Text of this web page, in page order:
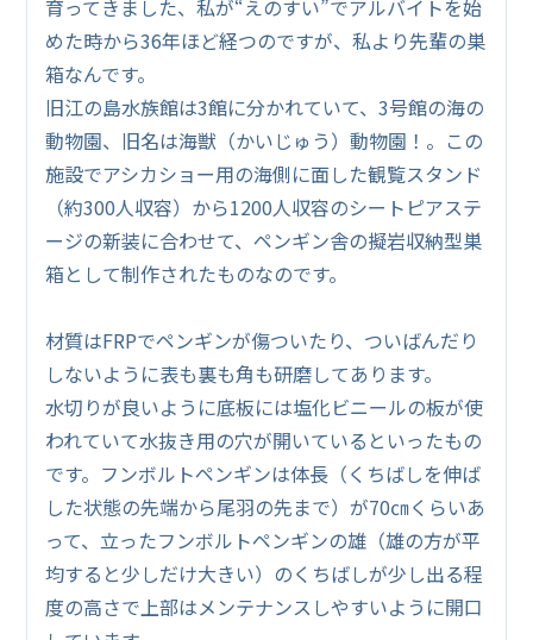
育ってきました、私が“えのすい”でアルバイトを始
めた時から36年ほど経つのですが、私より先輩の巣
箱なんです。
旧江の島水族館は3館に分かれていて、3号館の海の
動物園、旧名は海獣（かいじゅう）動物園！。この
施設でアシカショー用の海側に面した観覧スタンド
（約300人収容）から1200人収容のシートピアステ
ージの新装に合わせて、ペンギン舎の擬岩収納型巣
箱として制作されたものなのです。
材質はFRPでペンギンが傷ついたり、ついばんだり
しないように表も裏も角も研磨してあります。
水切りが良いように底板には塩化ビニールの板が使
われていて水抜き用の穴が開いているといったもの
です。フンボルトペンギンは体長（くちばしを伸ば
した状態の先端から尾羽の先まで）が70㎝くらいあ
って、立ったフンボルトペンギンの雄（雄の方が平
均すると少しだけ大きい）のくちばしが少し出る程
度の高さで上部はメンテナンスしやすいように開口